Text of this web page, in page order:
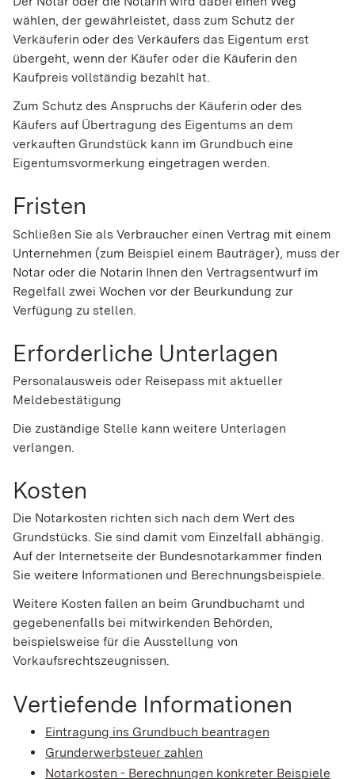
wählen, der gewährleistet, dass zum Schutz der
Verkäuferin oder des Verkäufers das Eigentum erst
übergeht, wenn der Käufer oder die Käuferin den
Kaufpreis vollständig bezahlt hat.
Zum Schutz des Anspruchs der Käuferin oder des
Käufers auf Übertragung des Eigentums an dem
verkauften Grundstück kann im Grundbuch eine
Eigentumsvormerkung eingetragen werden.
Fristen
Schließen Sie als Verbraucher einen Vertrag mit einem
Unternehmen (zum Beispiel einem Bauträger), muss der
Notar oder die Notarin Ihnen den Vertragsentwurf im
Regelfall zwei Wochen vor der Beurkundung zur
Verfügung zu stellen.
Erforderliche Unterlagen
Personalausweis oder Reisepass mit aktueller
Meldebestätigung
Die zuständige Stelle kann weitere Unterlagen
verlangen.
Kosten
Die Notarkosten richten sich nach dem Wert des
Grundstücks. Sie sind damit vom Einzelfall abhängig.
Auf der Internetseite der Bundesnotarkammer finden
Sie weitere Informationen und Berechnungsbeispiele.
Weitere Kosten fallen an beim Grundbuchamt und
gegebenenfalls bei mitwirkenden Behörden,
beispielsweise für die Ausstellung von
Vorkaufsrechtszeugnissen.
Vertiefende Informationen
Eintragung ins Grundbuch beantragen
Grunderwerbsteuer zahlen
Notarkosten - Berechnungen konkreter Beispiele